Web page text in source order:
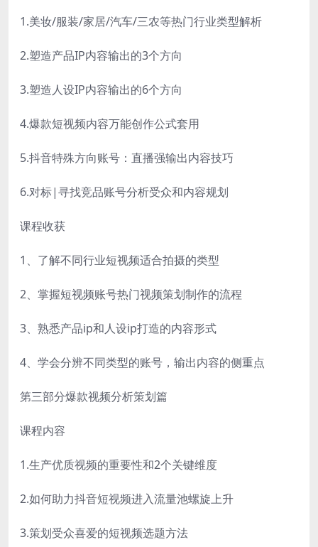
1.美妆/服装/家居/汽车/三农等热门行业类型解析
2.塑造产品IP内容输出的3个方向
3.塑造人设IP内容输出的6个方向
4.爆款短视频内容万能创作公式套用
5.抖音特殊方向账号：直播强输出内容技巧
6.对标|寻找竞品账号分析受众和内容规划
课程收获
1、了解不同行业短视频适合拍摄的类型
2、掌握短视频账号热门视频策划制作的流程
3、熟悉产品ip和人设ip打造的内容形式
4、学会分辨不同类型的账号，输出内容的侧重点
第三部分爆款视频分析策划篇
课程内容
1.生产优质视频的重要性和2个关键维度
2.如何助力抖音短视频进入流量池螺旋上升
3.策划受众喜爱的短视频选题方法